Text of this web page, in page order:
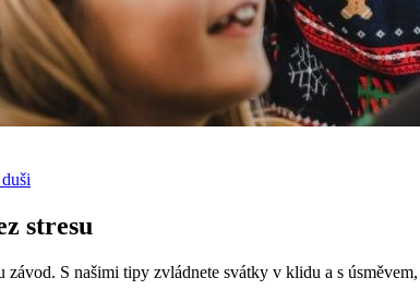
stresu
závod. S našimi tipy zvládnete svátky v klidu a s